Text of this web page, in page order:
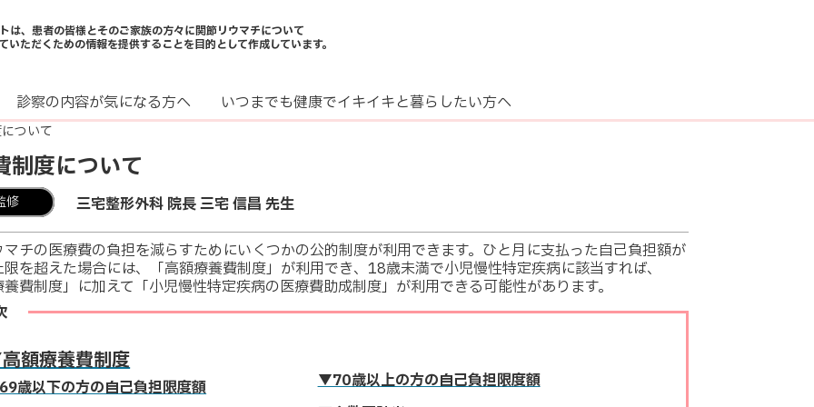
は、患者の皆様とそのご家族の方々に関節リウマチについて
いただくための情報を提供することを目的として作成しています。
診察の内容が気になる方へ いつまでも健康でイキイキと暮らしたい方へ
ついて
制度について
修 三宅整形外科 院長 三宅 信昌 先生
チの医療費の負担を減らすためにいくつかの公的制度が利用できます。ひと月に支払った自己負担額が
を超えた場合には、「高額療養費制度」が利用でき、18歳未満で小児慢性特定疾病に該当すれば、
費制度」に加えて「小児慢性特定疾病の医療費助成制度」が利用できる可能性があります。
額療養費制度
歳以下の方の自己負担限度額
▼70歳以上の方の自己負担限度額